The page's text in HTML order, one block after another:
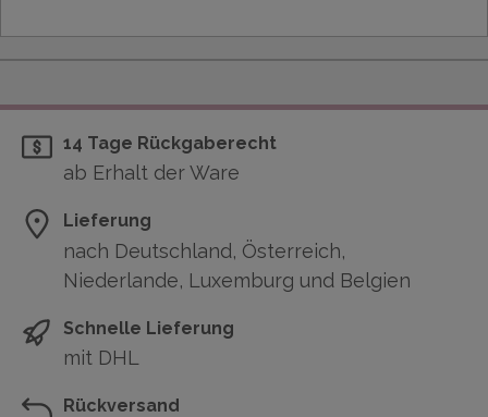
14 Tage Rückgaberecht
ab Erhalt der Ware
Lieferung
nach Deutschland, Österreich,
Niederlande, Luxemburg und Belgien
Schnelle Lieferung
mit DHL
Rückversand